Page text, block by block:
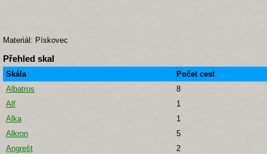
Materiál: Pískovec
Přehled skal
Skála
Počet cest
Albatros
8
Alf
1
Alka
1
Alkron
5
Angrešt
2